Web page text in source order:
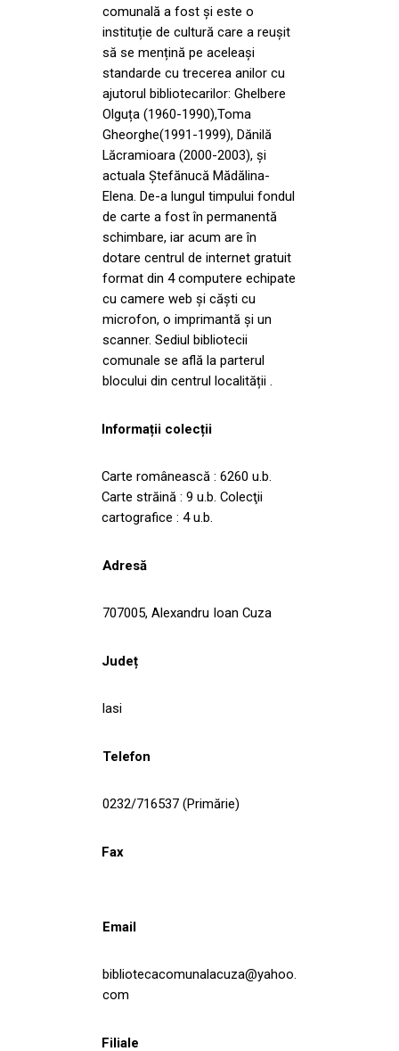
comunală a fost și este o
instituție de cultură care a reușit
să se mențină pe aceleași
standarde cu trecerea anilor cu
ajutorul bibliotecarilor: Ghelbere
Olguța (1960-1990),Toma
Gheorghe(1991-1999), Dănilă
Lăcramioara (2000-2003), și
actuala Ștefănucă Mădălina-
Elena. De-a lungul timpului fondul
de carte a fost în permanentă
schimbare, iar acum are în
dotare centrul de internet gratuit
format din 4 computere echipate
cu camere web și căști cu
microfon, o imprimantă și un
scanner. Sediul bibliotecii
comunale se află la parterul
blocului din centrul localității .
Informații colecții
Carte românească : 6260 u.b.
Carte străină : 9 u.b. Colecţii
cartografice : 4 u.b.
Adresă
707005, Alexandru Ioan Cuza
Județ
Iasi
Telefon
0232/716537 (Primărie)
Fax
Email
bibliotecacomunalacuza@yahoo.
com
Filiale